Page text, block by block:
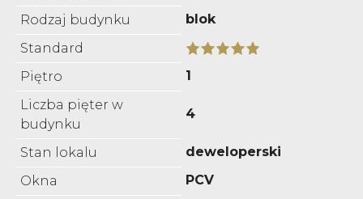
Rodzaj budynku
blok
Standard
Piętro
1
Liczba pięter w
budynku
4
Stan lokalu
deweloperski
Okna
PCV